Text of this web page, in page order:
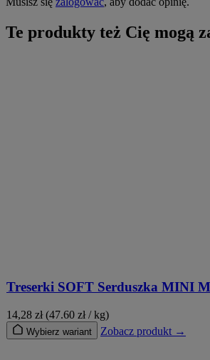
Te produkty też Cię mogą
Treserki SOFT Serduszka MINI
14,28 zł (47.60 zł / kg)
Wybierz wariant Zobacz produkt →